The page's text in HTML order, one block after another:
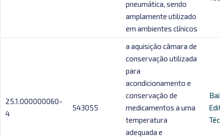
pneumática, sendo
amplamente utilizado
em ambientes clínicos
25.1.000000060-
4
543055
a aquisição câmara de
conservação utilizada
para
acondicionamento e
conservação de
medicamentos a uma
temperatura
adequada e